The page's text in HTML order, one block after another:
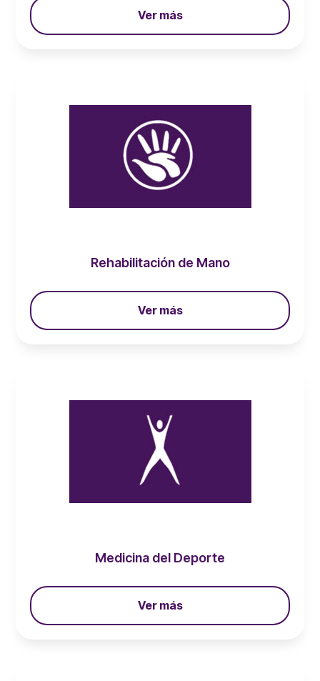
Ver más
Rehabilitación de Mano
Ver más
Medicina del Deporte
Ver más